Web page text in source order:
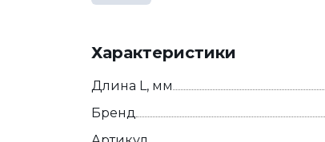
Характеристики
Длина L, мм
Бренд